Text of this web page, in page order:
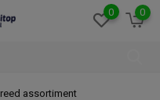
0 0
assortiment